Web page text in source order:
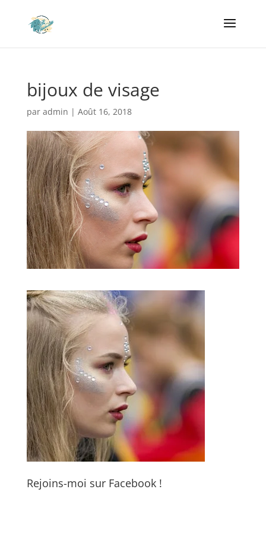
bijoux de visage
par admin | Août 16, 2018
Rejoins-moi sur Facebook !